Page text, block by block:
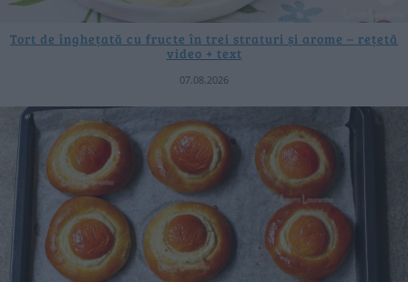
Tort de înghețată cu fructe în trei straturi și arome – rețetă
video + text
07.08.2026